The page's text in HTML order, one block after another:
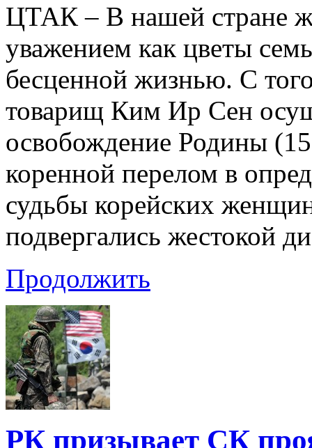
ЦТАК – В нашей стране
уважением как цветы
бесценной жизнью. С
товарищ Ким Ир Сен
освобождение Родины
коренной перелом в
судьбы корейских
подвергались жестокой
Продолжить
РК призывает СК